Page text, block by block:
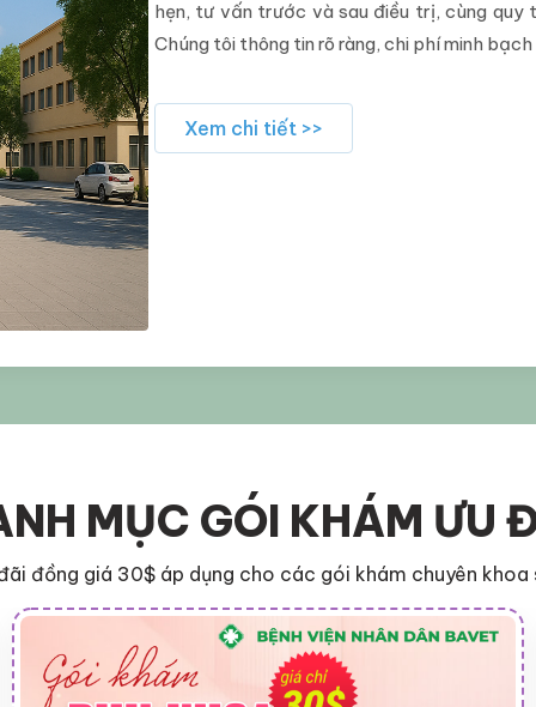
hẹn, tư vấn trước và sau điều trị, cùng quy
Chúng tôi thông tin rõ ràng, chi phí minh
Xem chi tiết >>
MỤC GÓI KHÁM ƯU
đồng giá 30$ áp dụng cho các gói khám chuyên khoa